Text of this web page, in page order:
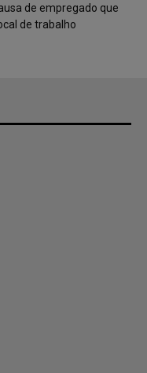
de empregado que
de trabalho